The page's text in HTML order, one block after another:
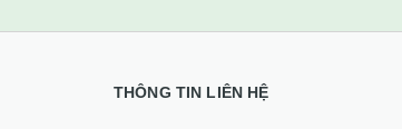
THÔNG TIN LIÊN HỆ